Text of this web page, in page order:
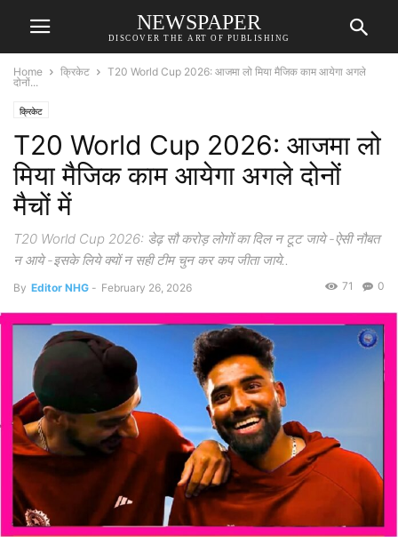
NEWSPAPER
DISCOVER THE ART OF PUBLISHING
Home क्रिकेट
T20 World Cup 2026: आजमा लो मिया मैजिक काम आयेगा अगले
दोनों...
क्रिकेट
T20 World Cup 2026: आजमा लो
मिया मैजिक काम आयेगा अगले दोनों
मैचों में
T20 World Cup 2026: डेढ़ सौ करोड़ लोगों का दिल न टूट जाये -ऐसी नौबत
न आये -इसके लिये क्यों न सही टीम चुन कर कप जीता जाये..
By Editor NHG - February 26, 2026 0
71